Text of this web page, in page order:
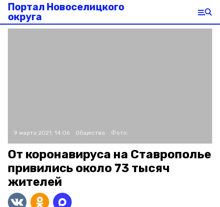
Портал Новоселицкого
округа
9 марта 2021, 14:06 Общество Фото:
От коронавируса на Ставрополье
привились около 73 тысяч
жителей